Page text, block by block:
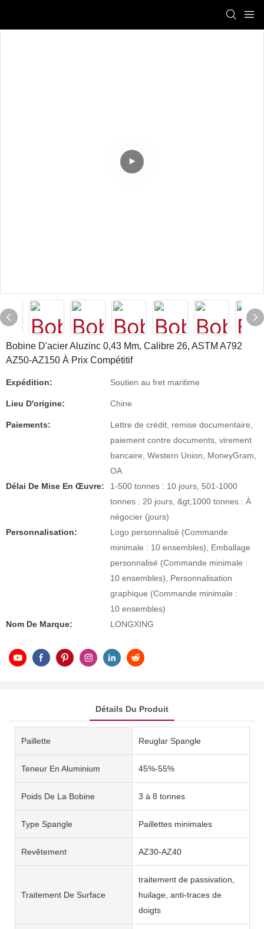
Bobine D'acier Aluzinc 0,43 Mm, Calibre 26, ASTM A792
AZ50-AZ150 À Prix Compétitif
Expédition: Soutien au fret maritime
Lieu D'origine: Chine
Paiements:
Lettre de crédit, remise documentaire,
paiement contre documents, virement
bancaire, Western Union, MoneyGram,
OA
Délai De Mise En Œuvre:
1-500 tonnes : 10 jours, 501-1000
tonnes : 20 jours, &gt;1000 tonnes : À
négocier (jours)
Personnalisation:
Logo personnalisé (Commande
minimale : 10 ensembles), Emballage
personnalisé (Commande minimale :
10 ensembles), Personnalisation
graphique (Commande minimale :
10 ensembles)
Nom De Marque:
LONGXING
Détails Du Produit
Paillette Reuglar Spangle
Teneur En Aluminium 45%-55%
Poids De La Bobine 3 à 8 tonnes
Type Spangle Paillettes minimales
Revêtement AZ30-AZ40
Traitement De Surface
traitement de passivation,
huilage, anti-traces de
doigts